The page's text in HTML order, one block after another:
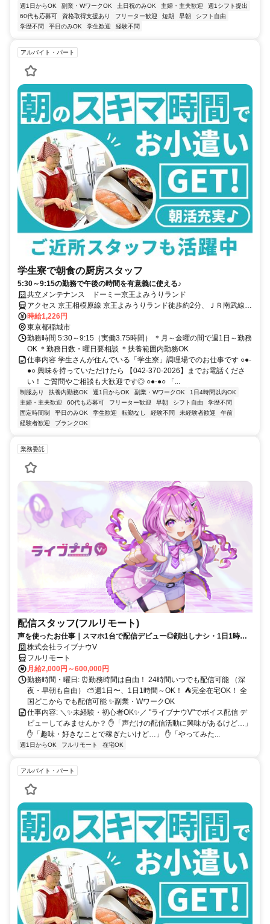
週1日からOK 副業・WワークOK 土日祝のみOK 主婦・主夫歓迎
週1シフト提出
60代も応募可
資格取得支援あり フリーター歓迎 短期 早朝
シフト自由
学歴不問
平日のみOK 学生歓迎 経験不問
アルバイト・パート
学生寮で朝食の厨房スタッフ
5:30～9:15の勤務で午後の時間を有意義に使える♪
共立メンテナンス ドーミー京王よみうりランド
アクセス 京王相模原線 京王よみうりランド徒歩約2分、ＪＲ南武線
矢野口南口徒歩約17分、京王相模原線 京王稲田堤南口徒歩約21分
時給1,226円
東京都稲城市
勤務時間 5:30～9:15（実働3.75時間） ＊月～金曜の間で週1日～勤務
OK ＊勤務日数・曜日要相談 ＊扶養範囲内勤務OK
仕事内容 学生さんが住んでいる「学生寮」調理場でのお仕事です ○●-
●○ 興味を持っていただけたら 【042-370-2026】までお電話くださ
い！ ご質問やご相談も大歓迎です◎ ○●-●○ 「...
制服あり 扶養内勤務OK 週1日からOK 副業・WワークOK
1日4時間以内OK
主婦・主夫歓迎
60代も応募可 フリーター歓迎 早朝 シフト自由
学歴不問
固定時間制
平日のみOK 学生歓迎 転勤なし 経験不問 未経験者歓迎
午前
経験者歓迎
ブランクOK
業務委託
配信スタッフ(フルリモート)
声を使ったお仕事｜スマホ1台で配信デビュー◎顔出しナシ・1日1時間
～OK♪
株式会社ライブナウV
フルリモート
月給2,000円～600,000円
勤務時間・曜日: ⏰勤務時間は自由！ 24時間いつでも配信可能 （深
夜・早朝も自由） ⛅週1日〜、1日1時間～OK！ ⛺完全在宅OK！ 全
国どこからでも配信可能 ✨副業・WワークOK
仕事内容: ＼✨未経験・初心者OK✨／ "ライブナウV"でボイス配信 デ
ビューしてみませんか？ ✋「声だけの配信活動に興味があるけど…」
✋「趣味・好きなことで稼ぎたいけど…」 ✋「やってみた...
週1日からOK フルリモート 在宅OK
アルバイト・パート